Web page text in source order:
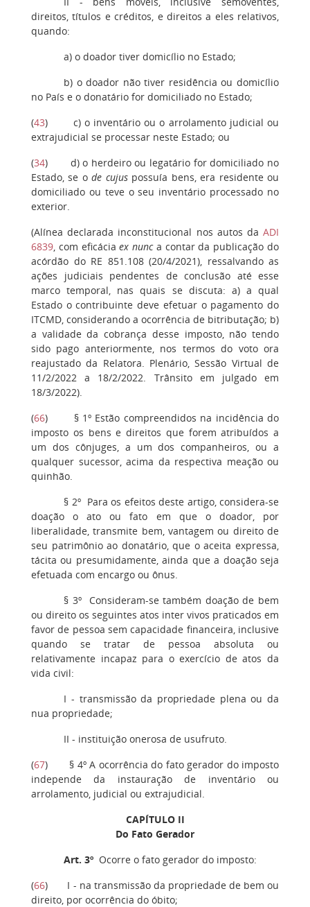
direitos, títulos e créditos, e direitos a eles relativos,
quando:
a) o doador tiver domicílio no Estado;
b) o doador não tiver residência ou domicílio
no País e o donatário for domiciliado no Estado;
(43) c) o inventário ou o arrolamento judicial ou
extrajudicial se processar neste Estado; ou
(34) d) o herdeiro ou legatário for domiciliado no
Estado, se ode cujuspossuía bens, era residente ou
domiciliado ou teve o seu inventário processado no
exterior.
(Alínea declarada inconstitucional nos autos da ADI
6839, com eficáciaex nunca contar da publicação do
acórdão do RE 851.108 (20/4/2021), ressalvando as
ações judiciais pendentes de conclusão até esse
marco temporal, nas quais se discuta: a) a qual
Estado o contribuinte deve efetuar o pagamento do
ITCMD, considerando a ocorrência de bitributação; b)
a validade da cobrança desse imposto, não tendo
sido pago anteriormente, nos termos do voto ora
reajustado da Relatora. Plenário, Sessão Virtual de
11/2/2022 a 18/2/2022. Trânsito em julgado em
18/3/2022).
(66) § 1º Estão compreendidos na incidência do
imposto os bens e direitos que forem atribuídos a
um dos cônjuges, a um dos companheiros, ou a
qualquer sucessor, acima da respectiva meação ou
quinhão.
§ 2º Para os efeitos deste artigo, considera-se
doação o ato ou fato em que o doador, por
liberalidade, transmite bem, vantagem ou direito de
seu patrimônio ao donatário, que o aceita expressa,
tácita ou presumidamente, ainda que a doação seja
efetuada com encargo ou ônus.
§ 3º Consideram-se também doação de bem
ou direito os seguintes atos inter vivos praticados em
favor de pessoa sem capacidade financeira, inclusive
quando se tratar de pessoa absoluta ou
relativamente incapaz para o exercício de atos da
vida civil:
I - transmissão da propriedade plena ou da
nua propriedade;
II - instituição onerosa de usufruto.
(67) § 4º A ocorrência do fato gerador do imposto
independe da instauração de inventário ou
arrolamento, judicial ou extrajudicial.
CAPÍTULO II
Do Fato Gerador
Art. 3º Ocorre o fato gerador do imposto:
(66) I - na transmissão da propriedade de bem ou
direito, por ocorrência do óbito;